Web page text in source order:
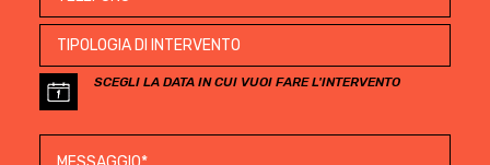
SCEGLI LA DATA IN CUI VUOI FARE L'INTERVENTO